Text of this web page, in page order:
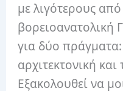
με λιγότερους
βορειοανατολική
για δύο
αρχιτεκτονική
Εξακολουθεί να